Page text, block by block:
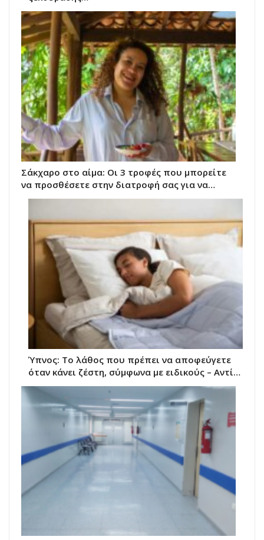
Σάκχαρο στο αίμα: Οι 3 τροφές που μπορείτε
να προσθέσετε στην διατροφή σας για να…
Ύπνος: Το λάθος που πρέπει να αποφεύγετε
όταν κάνει ζέστη, σύμφωνα με ειδικούς – Αντί…